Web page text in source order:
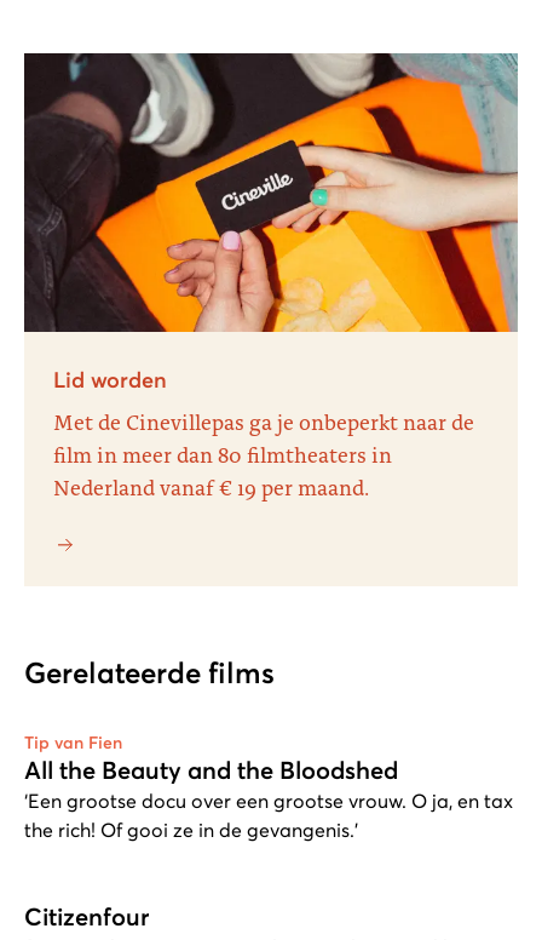
Lid worden
Met de Cinevillepas ga je onbeperkt naar de
film in meer dan 80 filmtheaters in
Nederland vanaf € 19 per maand.
Gerelateerde films
Tip van Fien
All the Beauty and the Bloodshed
‘Een grootse docu over een grootse vrouw. O ja, en tax
the rich! Of gooi ze in de gevangenis.’
Citizenfour